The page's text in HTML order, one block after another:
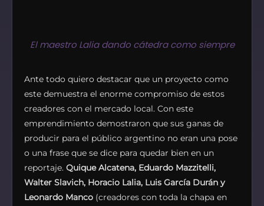
El maestro Lalia dando cátedra como siempre
Ante todo quiero destacar que un proyecto como
este demuestra el enorme compromiso de estos
creadores con el mercado local. Con este
emprendimiento demostraron que sus ganas de
producir para el público argentino no eran una pose
o una frase que se dice para quedar bien en un
reportaje. Quique Alcatena, Eduardo Mazzitelli,
Walter Slavich, Horacio Lalia, Luis García Durán y
Leonardo Manco (creadores con toda la chapa en